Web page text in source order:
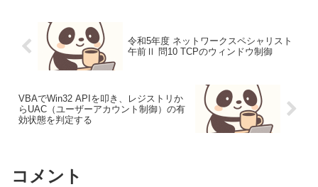
令和5年度 ネットワークスペシャリスト
午前Ⅱ 問10 TCPのウィンドウ制御
VBAでWin32 APIを叩き、レジストリか
らUAC（ユーザーアカウント制御）の有
効状態を判定する
コメント